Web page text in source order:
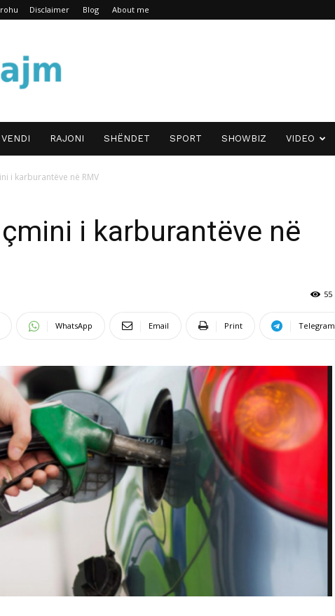
Disclaimer Blog About me
VENDI RAJONI SHËNDET SPORT SHOWBIZ VIDEO
i karburantëve në RMV
i karburantëve në
55
WhatsApp Email Print Telegram